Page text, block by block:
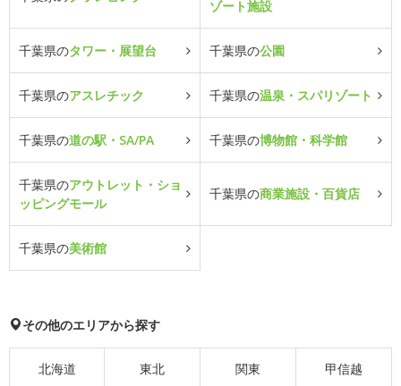
ゾート施設
千葉県のタワー・展望台 千葉県の公園
千葉県のアスレチック 千葉県の温泉・スパリゾート
千葉県の道の駅・SA/PA 千葉県の博物館・科学館
千葉県のアウトレット・ショ
ッピングモール
千葉県の商業施設・百貨店
千葉県の美術館
その他のエリアから探す
北海道 東北 関東 甲信越